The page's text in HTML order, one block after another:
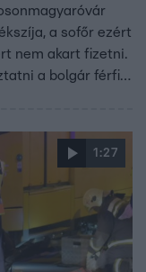
a sofőr ezért
nem akart fizetni.
a bolgár férfit,
1:27